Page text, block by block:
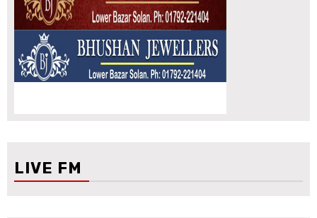
LIVE FM